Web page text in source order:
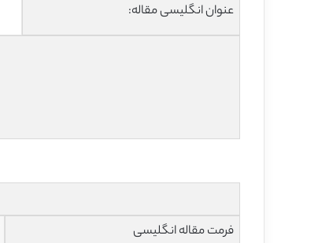
عنوان انگلیسی مقاله:
فرمت مقاله انگلیسی